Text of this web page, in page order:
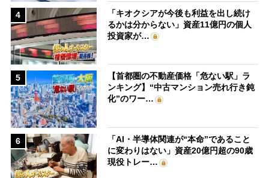
4
「キオクシアが今後も利益を出し続け
るかは分からない」資産11億円の個人
投資家が…
5
【首都圏の不動産価格「危ない駅」ラ
ンキング】“中古マンション売れ行き鈍
化”のワー…
6
「AI・半導体関連が“本命”であること
に変わりはない」資産20億円超の90歳
現役トレー…